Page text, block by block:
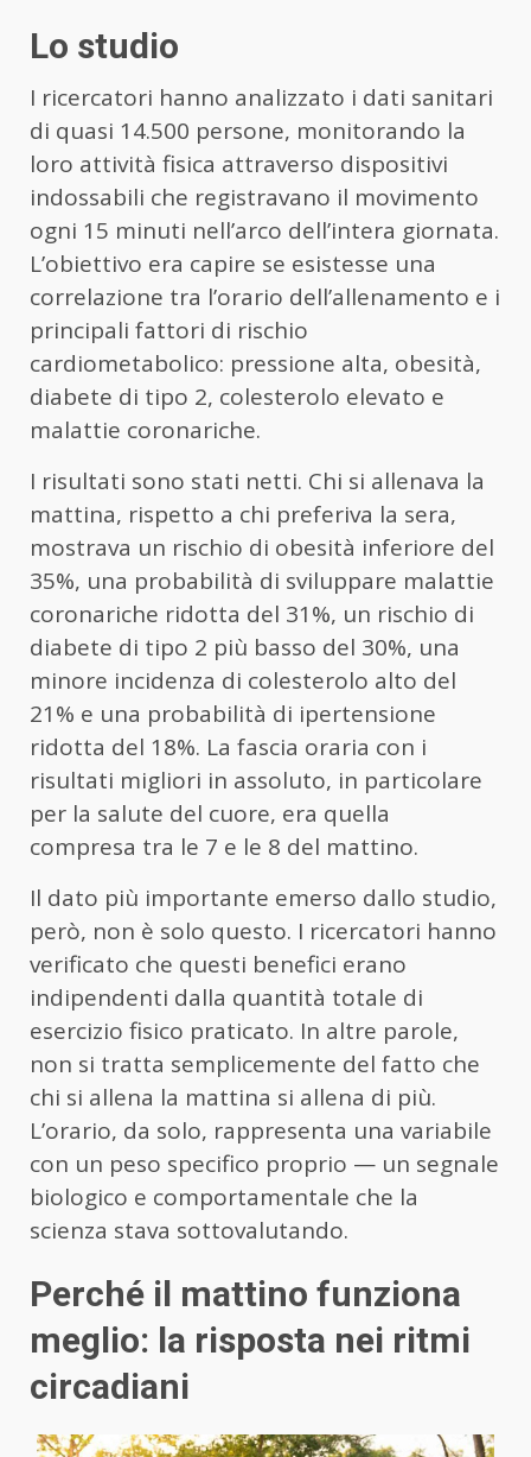
Lo studio
I ricercatori hanno analizzato i dati sanitari
di quasi 14.500 persone, monitorando la
loro attività fisica attraverso dispositivi
indossabili che registravano il movimento
ogni 15 minuti nell’arco dell’intera giornata.
L’obiettivo era capire se esistesse una
correlazione tra l’orario dell’allenamento e i
principali fattori di rischio
cardiometabolico: pressione alta, obesità,
diabete di tipo 2, colesterolo elevato e
malattie coronariche.
I risultati sono stati netti. Chi si allenava la
mattina, rispetto a chi preferiva la sera,
mostrava un rischio di obesità inferiore del
35%, una probabilità di sviluppare malattie
coronariche ridotta del 31%, un rischio di
diabete di tipo 2 più basso del 30%, una
minore incidenza di colesterolo alto del
21% e una probabilità di ipertensione
ridotta del 18%. La fascia oraria con i
risultati migliori in assoluto, in particolare
per la salute del cuore, era quella
compresa tra le 7 e le 8 del mattino.
Il dato più importante emerso dallo studio,
però, non è solo questo. I ricercatori hanno
verificato che questi benefici erano
indipendenti dalla quantità totale di
esercizio fisico praticato. In altre parole,
non si tratta semplicemente del fatto che
chi si allena la mattina si allena di più.
L’orario, da solo, rappresenta una variabile
con un peso specifico proprio — un segnale
biologico e comportamentale che la
scienza stava sottovalutando.
Perché il mattino funziona
meglio: la risposta nei ritmi
circadiani